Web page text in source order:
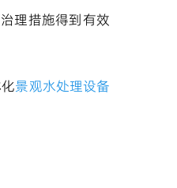
理措施得到有效
景观水处理设备